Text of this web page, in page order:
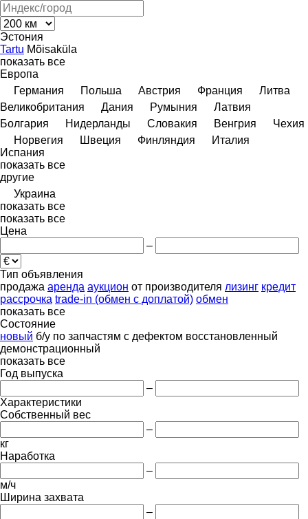
Эстония
Tartu Mõisaküla
показать все
Европа
Германия
Польша Австрия Франция
Литва
Великобритания
Дания Румыния
Латвия
Болгария
Нидерланды Словакия Венгрия
Чехия
Норвегия
Швеция Финляндия
Италия
Испания
показать все
другие
Украина
показать все
показать все
Цена
–
Тип объявления
продажа аренда аукцион от производителя лизинг кредит
рассрочка trade-in (обмен с доплатой) обмен
показать все
Состояние
новый б/у по запчастям с дефектом восстановленный
демонстрационный
показать все
Год выпуска
–
Характеристики
Собственный вес
–
кг
Наработка
–
м/ч
Ширина захвата
–